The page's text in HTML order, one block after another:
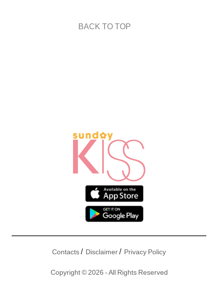
BACK TO TOP
Contacts/ Disclaimer/ Privacy Policy
Copyright © 2026 - All Rights Reserved